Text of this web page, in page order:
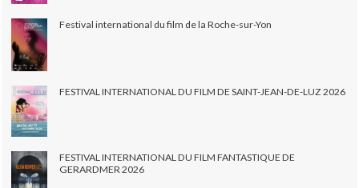
Festival international du film de la Roche-sur-Yon
FESTIVAL INTERNATIONAL DU FILM DE SAINT-JEAN-DE-LUZ 2026
FESTIVAL INTERNATIONAL DU FILM FANTASTIQUE DE
GERARDMER 2026